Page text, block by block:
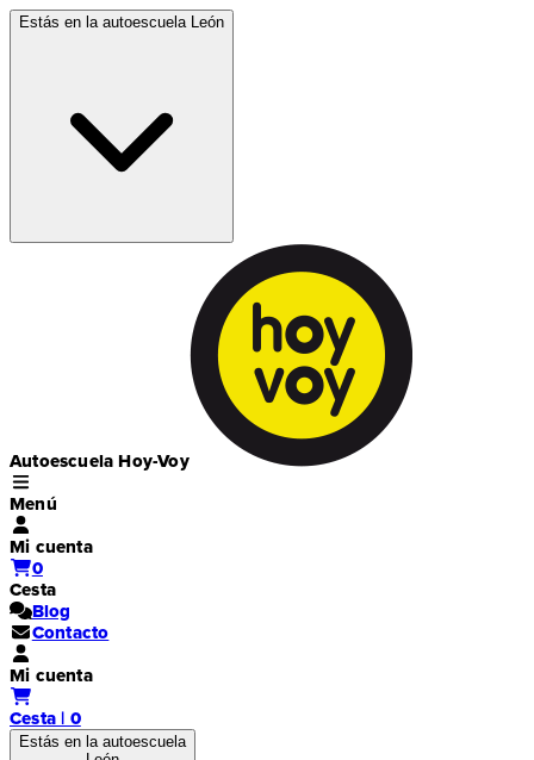
Estás en la autoescuela León
Autoescuela Hoy-Voy
Menú
Mi cuenta
0
Cesta
Blog
Contacto
Mi cuenta
Cesta | 0
Estás en la autoescuela